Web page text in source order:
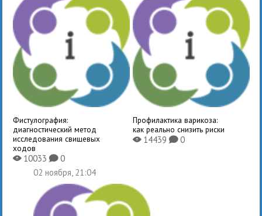
Фистулография:
диагностический метод
исследования свищевых
ходов
X10033K0
Профилактика варикоза:
как реально снизить риски
X14439 K0
02 ноября, 21:04